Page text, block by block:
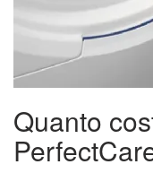
Quanto